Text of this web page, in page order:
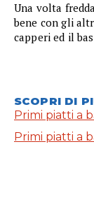
Una volta
bene con gli
capperi ed il
SCOPRI DI
Primi piatti a
Primi piatti a